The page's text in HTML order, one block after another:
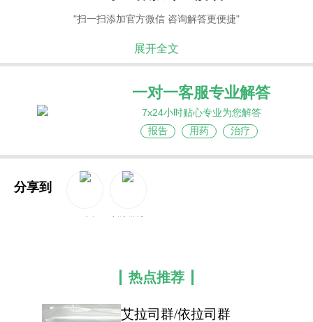
"扫一扫添加官方微信 咨询解答更便捷"
展开全文
一对一客服专业解答
7x24小时贴心专业为您解答
报告
用药 治疗
分享到
QQ空间 新浪微博
热点推荐
艾拉司群/依拉司群